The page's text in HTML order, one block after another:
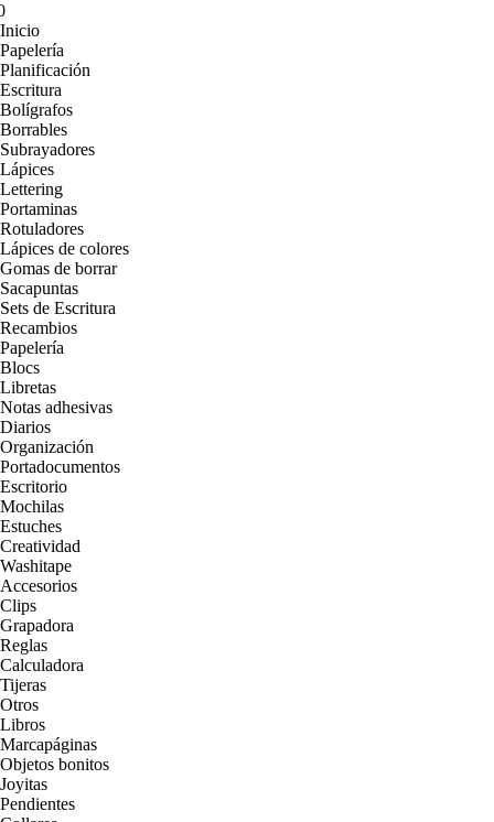
Inicio
Papelería
Planificación
Escritura
Bolígrafos
Borrables
Subrayadores
Lápices
Lettering
Portaminas
Rotuladores
Lápices de colores
Gomas de borrar
Sacapuntas
Sets de Escritura
Recambios
Papelería
Blocs
Libretas
Notas adhesivas
Diarios
Organización
Portadocumentos
Escritorio
Mochilas
Estuches
Creatividad
Washitape
Accesorios
Clips
Grapadora
Reglas
Calculadora
Tijeras
Otros
Libros
Marcapáginas
Objetos bonitos
Joyitas
Pendientes